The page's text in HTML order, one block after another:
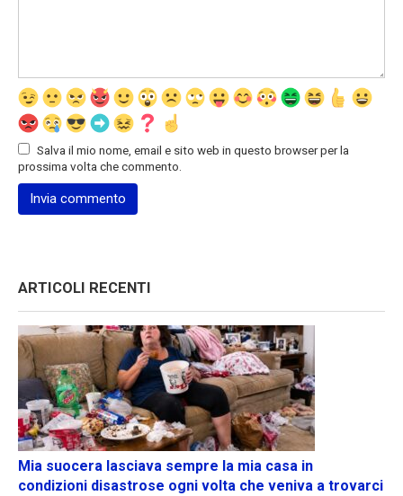
Salva il mio nome, email e sito web in questo browser per la
prossima volta che commento.
ARTICOLI RECENTI
Mia suocera lasciava sempre la mia casa in
condizioni disastrose ogni volta che veniva a trovarci